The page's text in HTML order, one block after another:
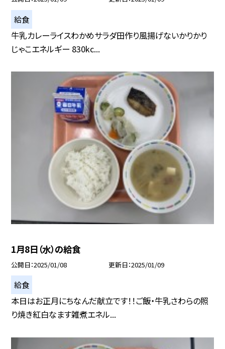
給食
牛乳カレーライスわかめサラダ田作り風揚げないかりかり
じゃこエネルギー 830kc...
1月8日（水）の給食
公開日 2025/01/08 更新日 2025/01/09
給食
本日はお正月にちなんだ献立です！！ご飯・牛乳さわらの照
り焼き紅白なます雑煮エネル...